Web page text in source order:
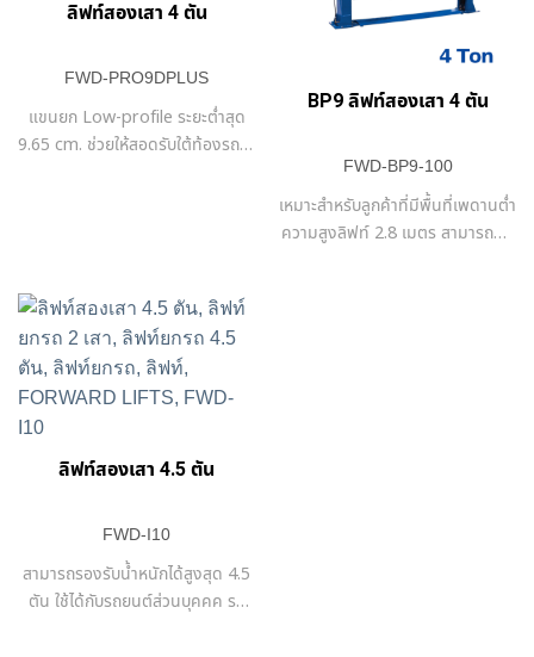
ลิฟท์สองเสา 4 ตัน
FWD-PRO9DPLUS
แขนยก Low-profile ระยะต่ำสุด
9.65 cm. ช่วยให้สอดรับใต้ท้องรถได้
BP9 ลิฟท์สองเสา 4 ตัน
FWD-BP9-100
เหมาะสำหรับลูกค้าที่มีพื้นที่เพดานต่ำ
ความสูงลิฟท์ 2.8 เมตร สามารถติด
ลิฟท์สองเสา 4.5 ตัน
FWD-I10
สามารถรองรับน้ำหนักได้สูงสุด 4.5
ตัน ใช้ได้กับรถยนต์ส่วนบุคคค รถ